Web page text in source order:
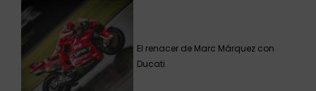
El renacer de Marc Márquez con
Ducati